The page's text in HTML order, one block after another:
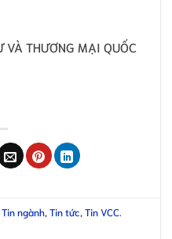
VÀ THƯƠNG MẠI QUỐC
Tin ngành ,Tin tức ,Tin VCC